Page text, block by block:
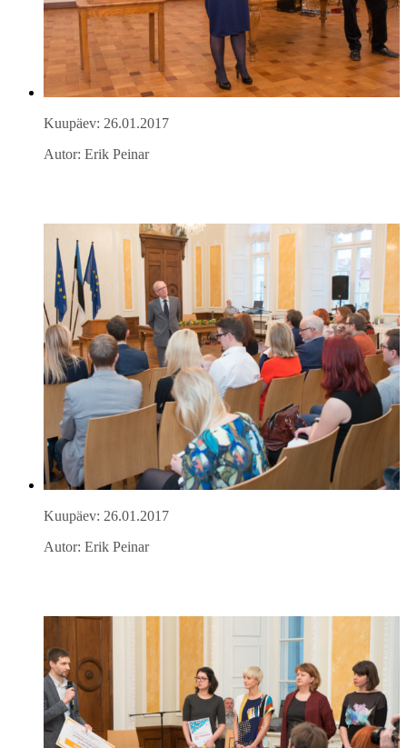
Kuupäev: 26.01.2017
Autor: Erik Peinar
Kuupäev: 26.01.2017
Autor: Erik Peinar